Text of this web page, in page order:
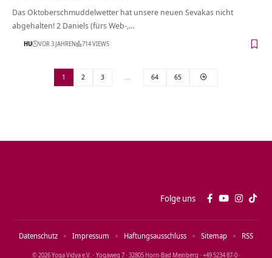
Das Oktoberschmuddelwetter hat unsere neuen Sevakas nicht
abgehalten! 2 Daniels (fürs Web-,…
HU VOR 3 JAHREN 714 VIEWS
1 2 3 … 64 65
Folge uns
© 2026 Yoga Vidya e.V. · Yogaweg 7 · 32805 Horn‑Bad Meinberg · +49 5234 87‑0 ·
Datenschutz Impressum Haftungsausschluss Sitemap RSS